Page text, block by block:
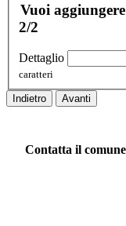
Vuoi
2/2
Dettaglio
caratteri
Indietro Avanti
Contatta il comune